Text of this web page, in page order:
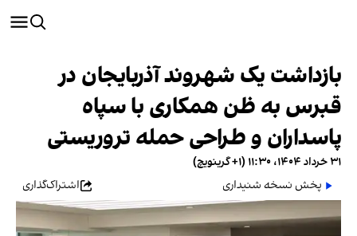
بازداشت یک شهروند آذربایجان در
قبرس به ظن همکاری با سپاه
پاسداران و طراحی حمله تروریستی
۳۱ خرداد ۱۴۰۴، ۱۱:۳۰ (‎+۱ گرینویچ)
پخش نسخه شنیداری
اشتراک‌گذاری